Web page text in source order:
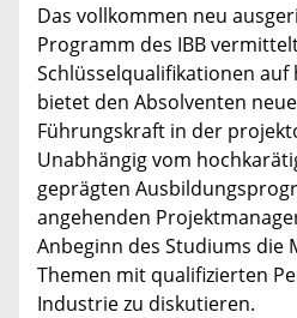
Das vollkommen neu
Programm des IBB
Schlüsselqualifikationen
bietet den Absolventen
Führungskraft in der
Unabhängig vom
geprägten
angehenden
Anbeginn des Studiums die
Themen mit qualifizierten
Industrie zu diskutieren.